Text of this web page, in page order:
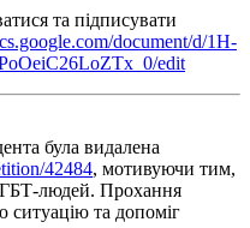
та підписувати
document/d/1H-
edit
була видалена
42484, мотивуючи тим,
людей. Прохання
та допоміг